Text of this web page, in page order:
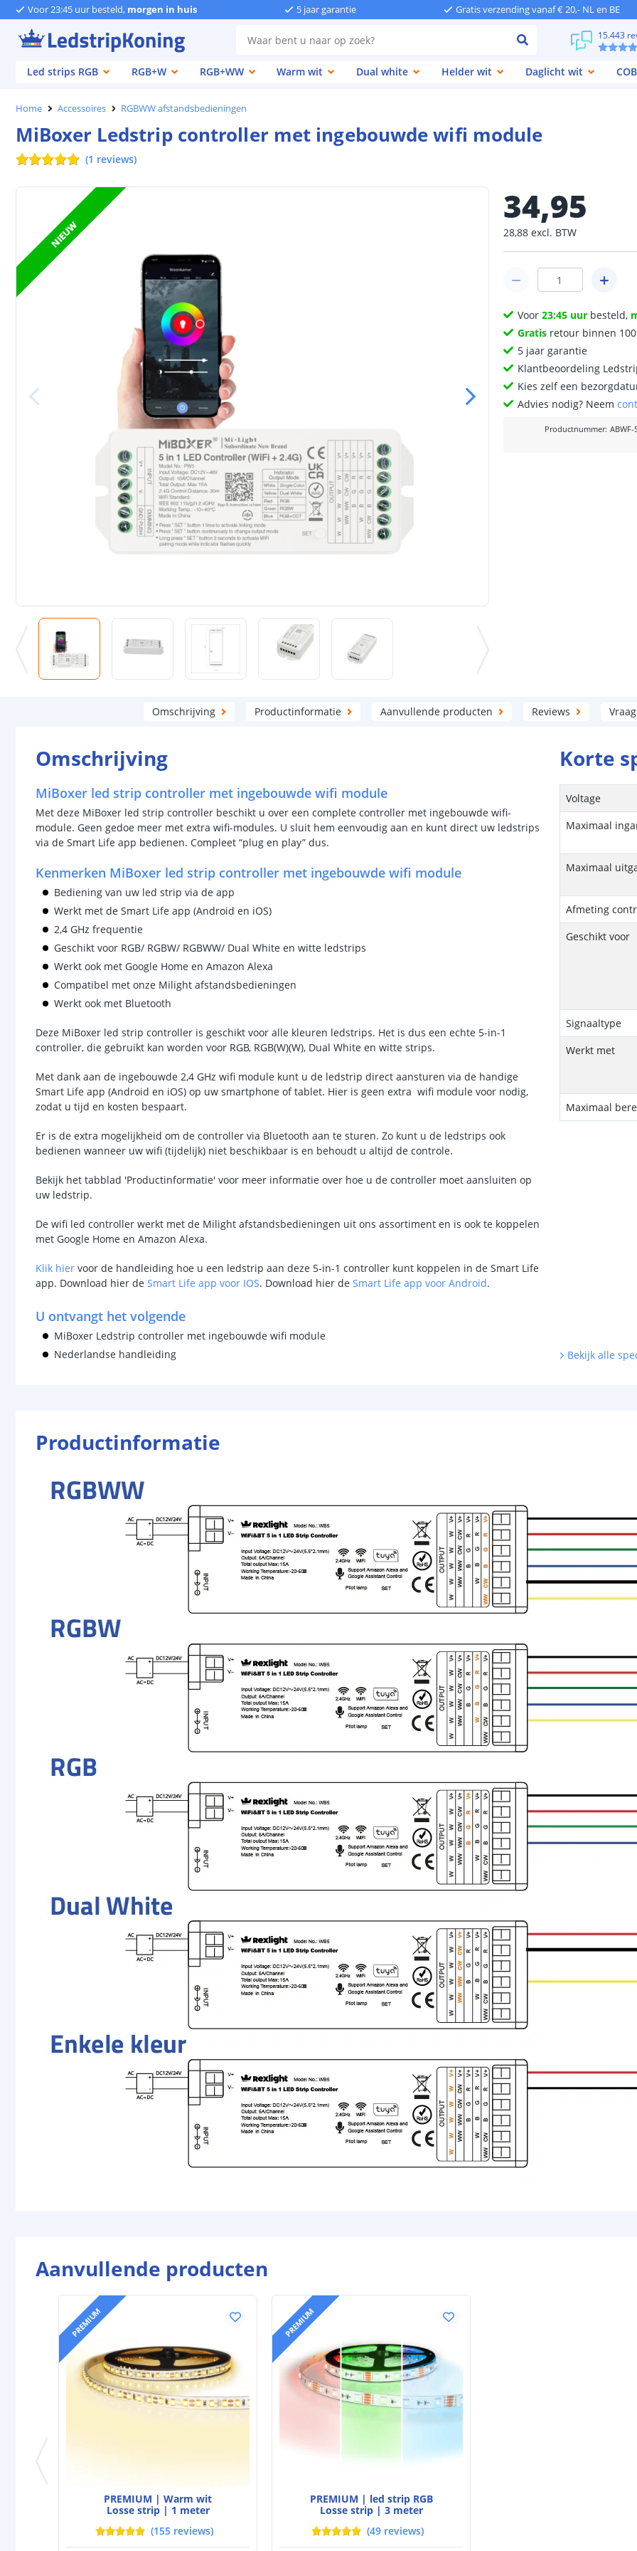
Voor 23:45 uur besteld, morgen in huis 5 jaar garantie Gratis verzending vanaf € 20,- NL en BE
15.443
Led strips RGB
RGB+W RGB+WW Warm wit Dual white Helder wit Daglicht wit COB
Home Accessoires RGBWW afstandsbedieningen
MiBoxer Ledstrip controller met ingebouwde wifi module
(1 reviews)
NIEUW
34,95
28,88 excl. BTW
Voor23:45 uur besteld,
Gratis retour binnen
5 jaar garantie
Klantbeoordeling
Kies zelf een
Advies nodig? Neem
Productnummer: ABWF-
Omschrijving Productinformatie Aanvullende producten Reviews
Omschrijving
MiBoxer led strip controller met ingebouwde wifi module
Met deze MiBoxer led strip controller beschikt u over een complete controller met ingebouwde wifi-
module. Geen gedoe meer met extra wifi-modules. U sluit hem eenvoudig aan en kunt direct uw ledstrips
via de Smart Life app bedienen. Compleet “plug en play” dus.
Kenmerken MiBoxer led strip controller met ingebouwde wifi module
Bediening van uw led strip via de app
Werkt met de Smart Life app (Android en iOS)
2,4 GHz frequentie
Geschikt voor RGB/ RGBW/ RGBWW/ Dual White en witte ledstrips
Werkt ook met Google Home en Amazon Alexa
Compatibel met onze Milight afstandsbedieningen
Werkt ook met Bluetooth
Deze MiBoxer led strip controller is geschikt voor alle kleuren ledstrips. Het is dus een echte 5-in-1
controller, die gebruikt kan worden voor RGB, RGB(W)(W), Dual White en witte strips.
Met dank aan de ingebouwde 2,4 GHz wifi module kunt u de ledstrip direct aansturen via de handige
Smart Life app (Android en iOS) op uw smartphone of tablet. Hier is geen extra wifi module voor nodig,
zodat u tijd en kosten bespaart.
Er is de extra mogelijkheid om de controller via Bluetooth aan te sturen. Zo kunt u de ledstrips ook
bedienen wanneer uw wifi (tijdelijk) niet beschikbaar is en behoudt u altijd de controle.
Bekijk het tabblad 'Productinformatie' voor meer informatie over hoe u de controller moet aansluiten op
uw ledstrip.
De wifi led controller werkt met de Milight afstandsbedieningen uit ons assortiment en is ook te koppelen
met Google Home en Amazon Alexa.
Klik hier voor de handleiding hoe u een ledstrip aan deze 5-in-1 controller kunt koppelen in de Smart Life
app. Download hier de Smart Life app voor IOS. Download hier de Smart Life app voor Android.
U ontvangt het volgende
MiBoxer Ledstrip controller met ingebouwde wifi module
Nederlandse handleiding
Korte
Voltage
Maximaal
Maximaal
Afmeting
Geschikt voor
Signaaltype
Werkt met
Maximaal
Bekijk alle
Productinformatie
Aanvullende producten
PREMIUM
PREMIUM | Warm wit
Losse strip | 1 meter
(155 reviews)
PREMIUM
PREMIUM | led strip RGB
Losse strip | 3 meter
(49 reviews)